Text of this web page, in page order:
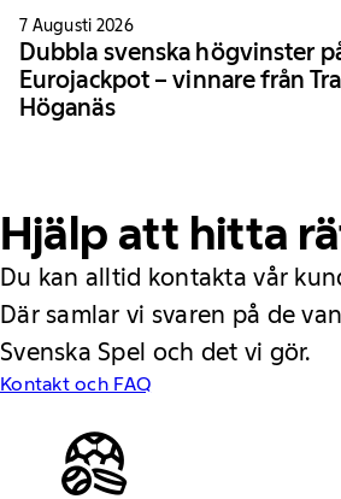
7 Augusti 2026
Dubbla svenska högvinster
Eurojackpot – vinnare från
Höganäs
Hjälp att hitta
Du kan alltid kontakta vår
Där samlar vi svaren på de
Svenska Spel och det vi gör.
Kontakt och FAQ